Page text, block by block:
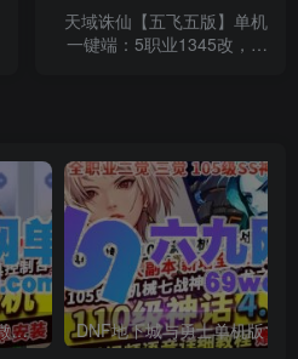
天域诛仙【五飞五版】单机
一键端：5职业1345改，内
梦幻西游单机版红尘西游2微变独家打造龙魂抽奖令牌四象神兽